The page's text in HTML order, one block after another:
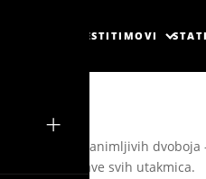
VIJESTI TIMOVI
+
nama je niz zanimljivih
i kratke najave svih utakmica.